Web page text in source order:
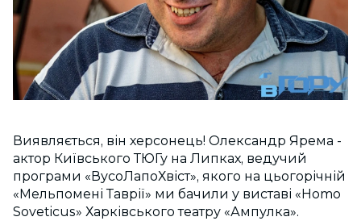
Виявляється, він херсонець! Олександр Ярема -
актор Київського ТЮГу на Липках, ведучий
програми «ВусоЛапоХвіст», якого на цьогорічній
«Мельпомені Таврії» ми бачили у виставі «Homo
Soveticus» Харківського театру «Ампулка».